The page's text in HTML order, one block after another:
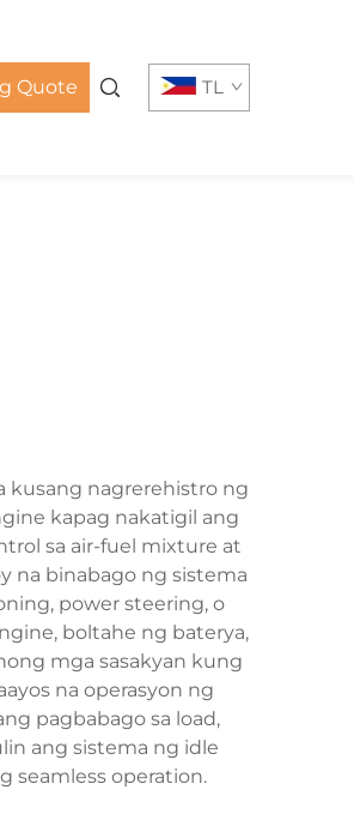
Quote TL
kusang nagrerehistro ng
kapag nakatigil ang
sa air-fuel mixture at
na binabago ng sistema
power steering, o
boltahe ng baterya,
mga sasakyan kung
na operasyon ng
pagbabago sa load,
ang sistema ng idle
seamless operation.